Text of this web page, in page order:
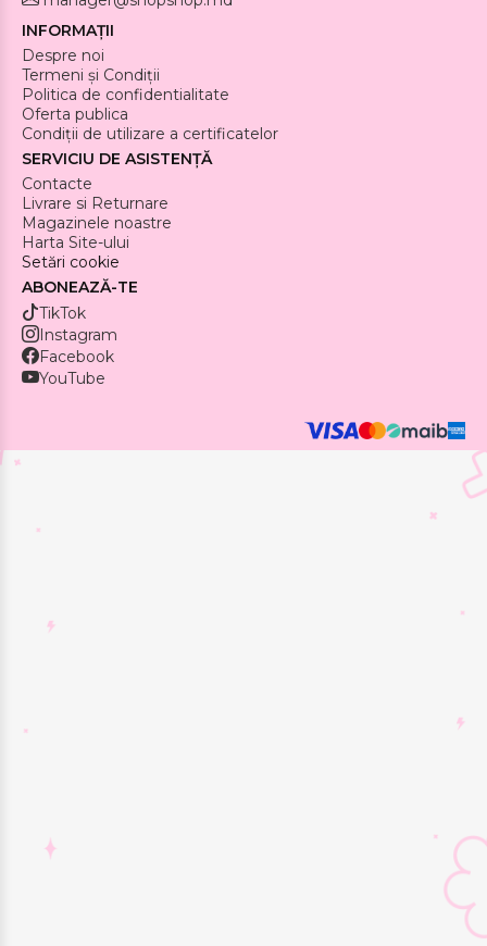
INFORMAȚII
Despre noi
Termeni și Condiții
Politica de confidentialitate
Oferta publica
Condiții de utilizare a certificatelor
SERVICIU DE ASISTENȚĂ
Contacte
Livrare si Returnare
Magazinele noastre
Harta Site-ului
Setări cookie
ABONEAZĂ-TE
TikTok
Instagram
Facebook
YouTube